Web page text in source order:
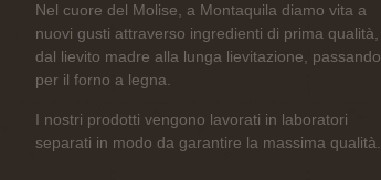
Nel cuore del Molise, a Montaquila diamo vita a
nuovi gusti attraverso ingredienti di prima qualità,
dal lievito madre alla lunga lievitazione, passando
per il forno a legna.
I nostri prodotti vengono lavorati in laboratori
separati in modo da garantire la massima qualità.